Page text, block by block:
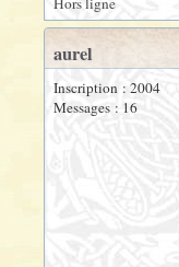
aurel
Inscription : 2004
Messages : 16